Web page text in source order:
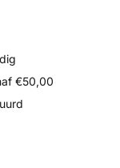
€50,00